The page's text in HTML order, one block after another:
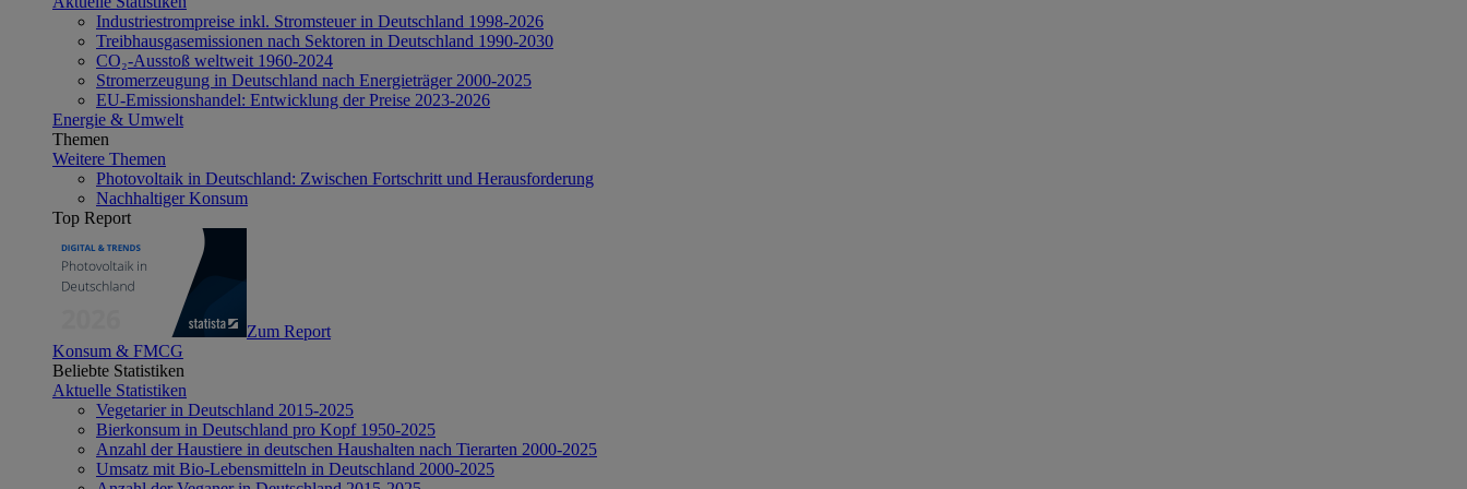
Industriestrompreise inkl. Stromsteuer in Deutschland 1998-2026
Treibhausgasemissionen nach Sektoren in Deutschland 1990-2030
CO₂-Ausstoß weltweit 1960-2024
Stromerzeugung in Deutschland nach Energieträger 2000-2025
EU-Emissionshandel: Entwicklung der Preise 2023-2026
Energie & Umwelt
Themen
Weitere Themen
Photovoltaik in Deutschland: Zwischen Fortschritt und Herausforderung
Nachhaltiger Konsum
Top Report
Zum Report
Konsum & FMCG
Beliebte Statistiken
Aktuelle Statistiken
Vegetarier in Deutschland 2015-2025
Bierkonsum in Deutschland pro Kopf 1950-2025
Anzahl der Haustiere in deutschen Haushalten nach Tierarten 2000-2025
Umsatz mit Bio-Lebensmitteln in Deutschland 2000-2025